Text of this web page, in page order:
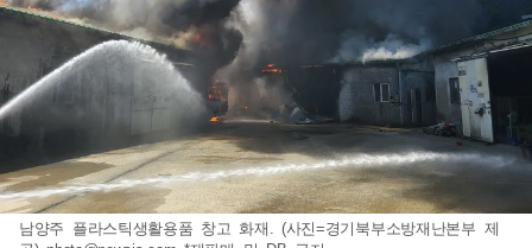
남양주 플라스틱생활용품 창고 화재. (사진=경기북부소방재난본부 제